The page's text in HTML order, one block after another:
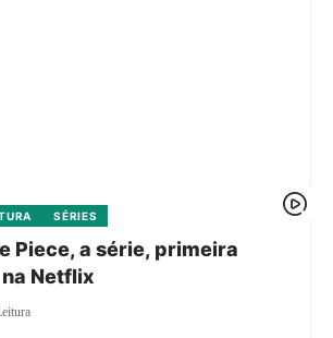
SÉRIES
Piece, a série, primeira
Netflix